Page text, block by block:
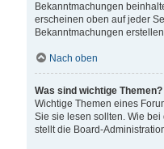
Bekanntmachungen
erscheinen oben auf jeder
Bekanntmachungen
Nach oben
Was sind wichtige Themen?
Wichtige Themen eines
Sie sie lesen sollten. Wie
stellt die Board-